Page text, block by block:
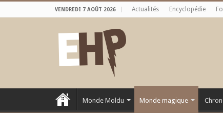
VENDREDI 7 AOÛT 2026 Actualités Encyclopédie
Monde Moldu Monde magique